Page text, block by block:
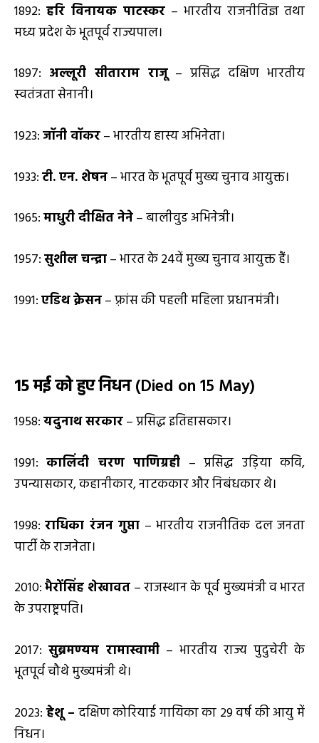
1892: हरि विनायक पाटस्कर – भारतीय राजनीतिज्ञ तथा
मध्य प्रदेश के भूतपूर्व राज्यपाल।
1897: अल्लूरी सीताराम राजू– प्रसिद्ध दक्षिण भारतीय
स्वतंत्रता सेनानी।
1923:जॉनी वॉकर– भारतीय हास्य अभिनेता।
1933:टी. एन. शेषन– भारत के भूतपूर्व मुख्य चुनाव आयुक्त।
1965:माधुरी दीक्षित नेने– बालीवुड अभिनेत्री।
1957:सुशील चन्द्रा– भारत के 24वें मुख्य चुनाव आयुक्त हैं।
1991:एडिथ क्रेसन– फ़्रांस की पहली महिला प्रधानमंत्री।
15 मई को हुए निधन(Died on 15 May)
1958:यदुनाथ सरकार– प्रसिद्ध इतिहासकार।
1991:कालिंदी चरण पाणिग्रही – प्रसिद्ध उड़िया कवि,
उपन्यासकार, कहानीकार, नाटककार और निबंधकार थे।
1998:राधिका रंजन गुप्ता – भारतीय राजनीतिक दल जनता
पार्टी के राजनेता।
2010:भैरोंसिंह शेखावत – राजस्थान के पूर्व मुख्यमंत्री व भारत
के उपराष्ट्रपति।
2017: सुब्रमण्यम रामास्वामी – भारतीय राज्य पुदुचेरी के
भूतपूर्व चौथे मुख्यमंत्री थे।
2023: हेशू – दक्षिण कोरियाई गायिका का 29 वर्ष की आयु में
निधन।